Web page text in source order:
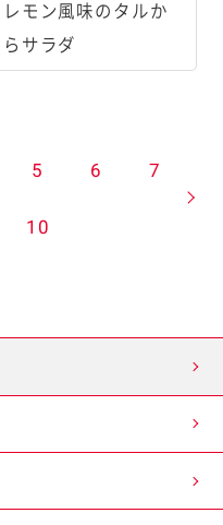
レモン風味のタルか
らサラダ
5 6 7
10